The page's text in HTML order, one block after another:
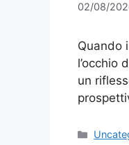
02/08/
Quando
l’occhio
un